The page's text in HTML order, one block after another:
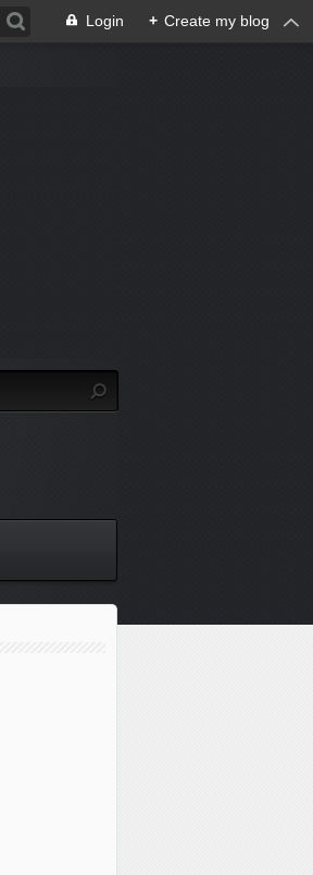
Login + Create my blog